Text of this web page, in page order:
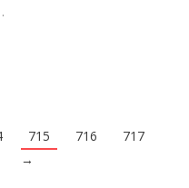
715 716
717
→